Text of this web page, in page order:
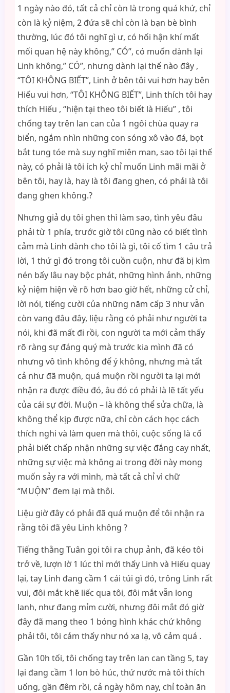
1 ngày nào đó, tất cả chỉ còn là trong quá khứ, chỉ
còn là kỷ niệm, 2 đứa sẽ chỉ còn là bạn bè bình
thường, lúc đó tôi nghĩ gì ư, có hối hận khí mất
mối quan hệ này không,” CÓ”, có muốn dành lại
Linh không,” CÓ”, nhưng dành lại thế nào đây ,
“TÔI KHÔNG BIẾT”, Linh ở bên tôi vui hơn hay bên
Hiếu vui hơn, “TÔI KHÔNG BIẾT”, Linh thích tôi hay
thích Hiếu , “hiện tại theo tôi biết là Hiếu” , tôi
chống tay trên lan can của 1 ngôi chùa quay ra
biển, ngắm nhìn những con sóng xô vào đá, bọt
bắt tung tóe mà suy nghĩ miên man, sao tôi lại thế
này, có phải là tôi ích kỷ chỉ muốn Linh mãi mãi ở
bên tôi, hay là, hay là tôi đang ghen, có phải là tôi
đang ghen không.?
Nhưng giả dụ tôi ghen thì làm sao, tình yêu đâu
phải từ 1 phía, trước giờ tôi cũng nào có biết tình
cảm mà Linh dành cho tôi là gì, tôi cố tìm 1 câu trả
lời, 1 thứ gì đó trong tôi cuồn cuộn, như đã bị kìm
nén bấy lâu nay bộc phát, những hình ảnh, những
kỷ niệm hiện về rõ hơn bao giờ hết, những cử chỉ,
lời nói, tiếng cười của những năm cấp 3 như vẫn
còn vang đâu đây, liệu rằng có phải như người ta
nói, khi đã mất đi rồi, con người ta mới cảm thấy
rõ ràng sự đáng quý mà trước kia mình đã có
nhưng vô tình không để ý không, nhưng mà tất
cả như đã muộn, quá muộn rồi người ta lại mới
nhận ra được điều đó, âu đó có phải là lẽ tất yếu
của cái sự đời. Muộn – là không thể sửa chữa, là
không thể kịp được nữa, chỉ còn cách học cách
thích nghi và làm quen mà thôi, cuộc sống là cố
phải biết chấp nhận những sự việc đắng cay nhất,
những sự việc mà không ai trong đời này mong
muốn sảy ra với mình, mà tất cả chỉ vì chữ
“MUỘN” đem lại mà thôi.
Liệu giờ đây có phải đã quá muộn để tôi nhận ra
rằng tôi đã yêu Linh không ?
Tiếng thằng Tuân gọi tôi ra chụp ảnh, đã kéo tôi
trở về, lượn lờ 1 lúc thì mới thấy Linh và Hiếu quay
lại, tay Linh đang cầm 1 cái túi gì đó, trông Linh rất
vui, đôi mắt khẽ liếc qua tôi, đôi mắt vẫn long
lanh, như đang mỉm cười, nhưng đôi mắt đó giờ
đây đã mang theo 1 bóng hình khác chứ không
phải tôi, tôi cảm thấy như nó xa lạ, vô cảm quá .
Gần 10h tối, tôi chống tay trên lan can tầng 5, tay
lại đang cầm 1 lon bò húc, thứ nước mà tôi thích
uống, gần đêm rồi, cả ngày hôm nay, chỉ toàn ăn